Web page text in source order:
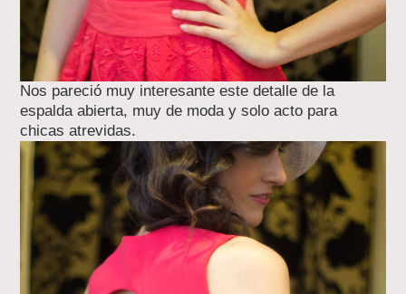
Nos pareció muy interesante este detalle de la
espalda abierta, muy de moda y solo acto para
chicas atrevidas.